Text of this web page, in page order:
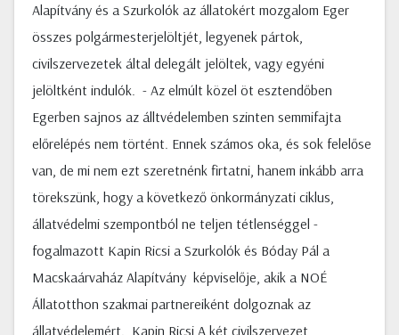
Alapítvány és a Szurkolók az állatokért mozgalom Eger
összes polgármesterjelöltjét, legyenek pártok,
civilszervezetek által delegált jelöltek, vagy egyéni
jelöltként indulók. - Az elmúlt közel öt esztendőben
Egerben sajnos az álltvédelemben szinten semmifajta
előrelépés nem történt. Ennek számos oka, és sok felelőse
van, de mi nem ezt szeretnénk firtatni, hanem inkább arra
törekszünk, hogy a következő önkormányzati ciklus,
állatvédelmi szempontból ne teljen tétlenséggel -
fogalmazott Kapin Ricsi a Szurkolók és Bóday Pál a
Macskaárvaház Alapítvány képviselője, akik a NOÉ
Állatotthon szakmai partnereiként dolgoznak az
állatvédelemért. Kapin Ricsi A két civilszervezet